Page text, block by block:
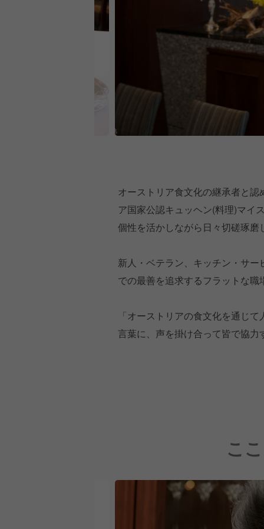
オーストリア食文化の継承者と
ア国家公認キュッヘン(料理)マイ
個性を活かしながら日々切磋琢磨
新人・ベテラン、キッチン・サ
での最善を追求するフラットな職
「オーストリアの食文化を通じ
言葉に、声を掛け合って皆で協
こ